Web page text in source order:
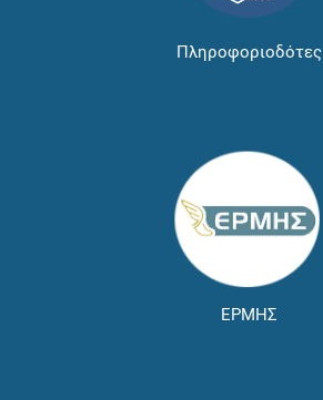
Πληροφοριοδότες
ΕΡΜΗΣ